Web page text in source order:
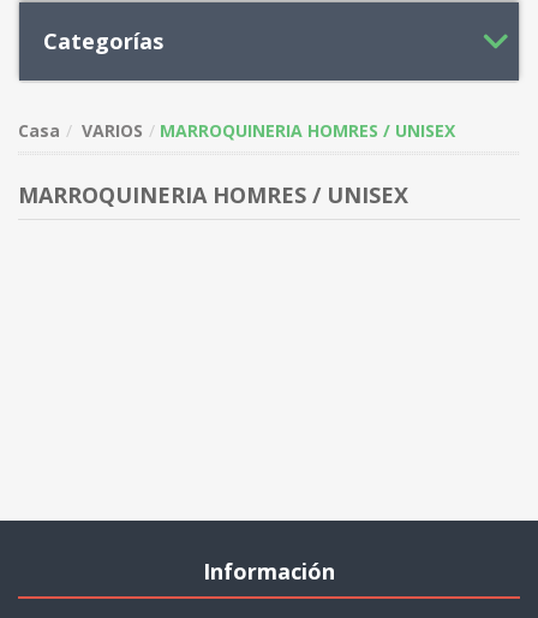
Categorías
Casa VARIOS MARROQUINERIA HOMRES / UNISEX
MARROQUINERIA HOMRES / UNISEX
Información